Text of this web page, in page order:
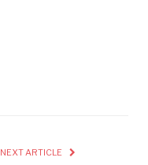
NEXT ARTICLE